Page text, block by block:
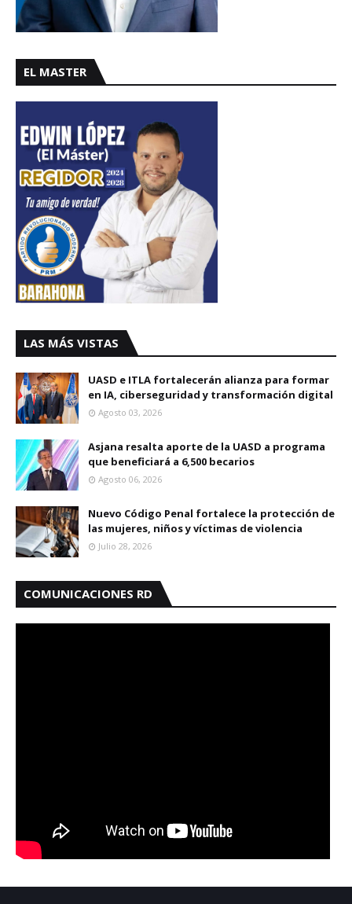
EL MASTER
LAS MÁS VISTAS
UASD e ITLA fortalecerán alianza para formar
en IA, ciberseguridad y transformación digital
Agosto 03, 2026
Asjana resalta aporte de la UASD a programa
que beneficiará a 6,500 becarios
Agosto 06, 2026
Nuevo Código Penal fortalece la protección de
las mujeres, niños y víctimas de violencia
Julio 28, 2026
COMUNICACIONES RD